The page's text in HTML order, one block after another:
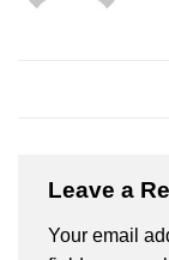
Leave a
Your email